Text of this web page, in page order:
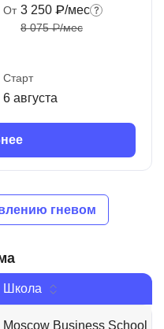
От 3 250 ₽/мес
8 075 ₽/мес
Старт
6 августа
гневом
Школа
Moscow Business School